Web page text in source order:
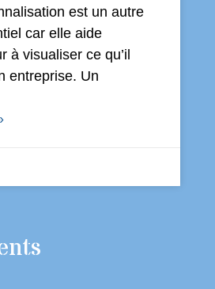
est un autre
car elle aide
à visualiser ce qu’il
entreprise. Un